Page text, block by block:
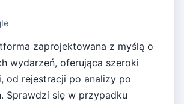
zaprojektowana z myślą o
wydarzeń, oferująca szeroki
od rejestracji po analizy po
Sprawdzi się w przypadku